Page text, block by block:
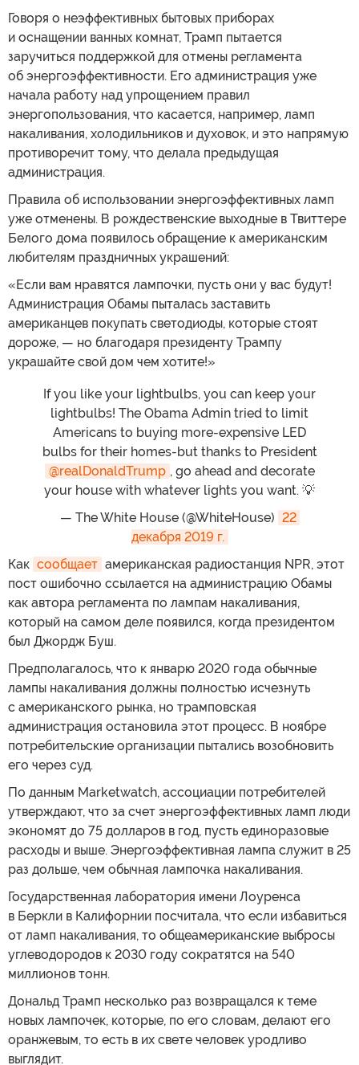
Говоря о неэффективных бытовых приборах
и оснащении ванных комнат, Трамп пытается
заручиться поддержкой для отмены регламента
об энергоэффективности. Его администрация уже
начала работу над упрощением правил
энергопользования, что касается, например, ламп
накаливания, холодильников и духовок, и это напрямую
противоречит тому, что делала предыдущая
администрация.
Правила об использовании энергоэффективных ламп
уже отменены. В рождественские выходные в Твиттере
Белого дома появилось обращение к американским
любителям праздничных украшений:
«Если вам нравятся лампочки, пусть они у вас будут!
Администрация Обамы пыталась заставить
американцев покупать светодиоды, которые стоят
дороже, — но благодаря президенту Трампу
украшайте свой дом чем хотите!»
If you like your lightbulbs, you can keep your
lightbulbs! The Obama Admin tried to limit
Americans to buying more-expensive LED
bulbs for their homes-but thanks to President
@realDonaldTrump , go ahead and decorate
your house with whatever lights you want. 💡
— The White House (@WhiteHouse) 22
декабря 2019 г.
Как сообщает американская радиостанция NPR, этот
пост ошибочно ссылается на администрацию Обамы
как автора регламента по лампам накаливания,
который на самом деле появился, когда президентом
был Джордж Буш.
Предполагалось, что к январю 2020 года обычные
лампы накаливания должны полностью исчезнуть
с американского рынка, но трамповская
администрация остановила этот процесс. В ноябре
потребительские организации пытались возобновить
его через суд.
По данным Marketwatch, ассоциации потребителей
утверждают, что за счет энергоэффективных ламп люди
экономят до 75 долларов в год, пусть единоразовые
расходы и выше. Энергоэффективная лампа служит в 25
раз дольше, чем обычная лампочка накаливания.
Государственная лаборатория имени Лоуренса
в Беркли в Калифорнии посчитала, что если избавиться
от ламп накаливания, то общеамериканские выбросы
углеводородов к 2030 году сократятся на 540
миллионов тонн.
Дональд Трамп несколько раз возвращался к теме
новых лампочек, которые, по его словам, делают его
оранжевым, то есть в их свете человек уродливо
выглядит.